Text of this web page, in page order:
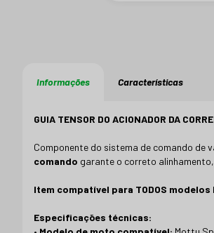
Informações Características
GUIA TENSOR DO ACIONADOR DA
Componente do sistema de comando de
comando garante o correto
Item compatível para TODOS
Especificações técnicas: